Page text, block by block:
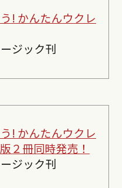
! かんたんウクレ
ジック刊
! かんたんウクレ
２冊同時発売！
ジック刊